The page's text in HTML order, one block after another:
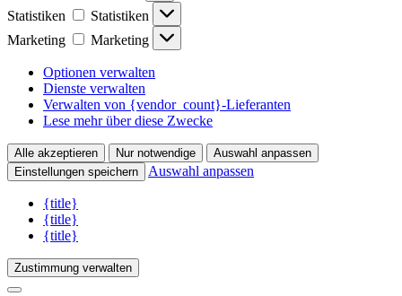
Statistiken
Statistiken
Marketing
Marketing
Optionen verwalten
Dienste verwalten
Verwalten von {vendor_count}-Lieferanten
Lese mehr über diese Zwecke
Alle akzeptieren Nur notwendige
Auswahl anpassen
Einstellungen speichern
Auswahl anpassen
{title}
{title}
{title}
Zustimmung verwalten